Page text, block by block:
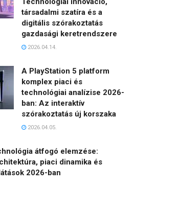
társadalmi szatíra és a
digitális szórakoztatás
gazdasági keretrendszere
2026.04.14.
A PlayStation 5 platform
komplex piaci és
technológiai analízise 2026-
ban: Az interaktív
szórakoztatás új korszaka
2026.04.05.
átfogó elemzése:
piaci dinamika és
2026-ban